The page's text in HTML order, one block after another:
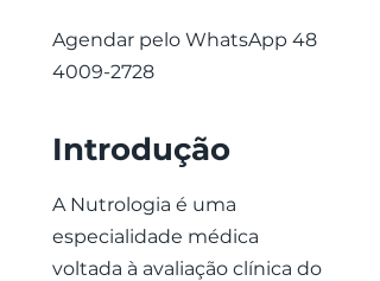
Agendar pelo WhatsApp 48
4009-2728
Introdução
A Nutrologia é uma
especialidade médica
voltada à avaliação clínica do